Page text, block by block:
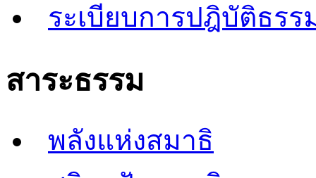
ระเบียบการปฎิบัติธร
สาระธรรม
พลังแห่งสมาธิ